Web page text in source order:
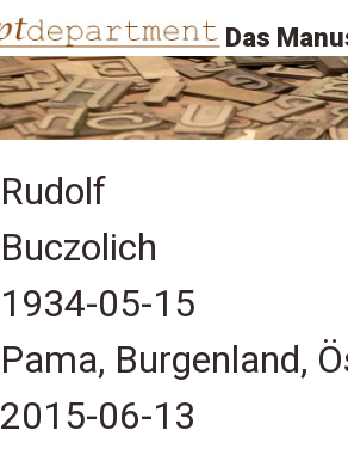
Das
Rudolf
Buczolich
1934-05-15
Pama, Burgenland,
2015-06-13